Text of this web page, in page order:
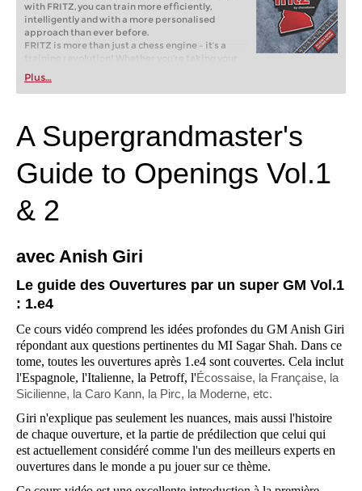
with FRITZ, you can train more efficiently,
intelligently and with a more personalised
approach than ever before.
FRITZ is more than just a chess engine – it’s a
training revolution! Whether you’re taking your
first steps into the world of club chess, or already
playing at a tournament level: with FRITZ, you can
train more efficiently, intelligently and with a
* FRITZ is fun! BETTER CALCULATIONS – EVEN
UNDER TIME PRESSURE!
* STYLE SIMULATION AT THE HIGHEST LEVEL
* EVEN STRONGER. EVEN MORE BEAUTIFUL.
Plus…
A Supergrandmaster's
Guide to Openings Vol.1
& 2
avec Anish Giri
Le guide des Ouvertures par un super GM Vol.1
: 1.e4
Ce cours vidéo comprend les idées profondes du GM Anish Giri
répondant aux questions pertinentes du MI Sagar Shah. Dans ce
tome, toutes les ouvertures après 1.e4 sont couvertes. Cela inclut
l'Espagnole, l'Italienne, la Petroff, l'Écossaise, la Française, la
Sicilienne, la Caro Kann, la Pirc, la Moderne, etc.
Giri n'explique pas seulement les nuances, mais aussi l'histoire
de chaque ouverture, et la partie de prédilection que celui qui
est actuellement considéré comme l'un des meilleurs experts en
ouvertures dans le monde a pu jouer sur ce thème.